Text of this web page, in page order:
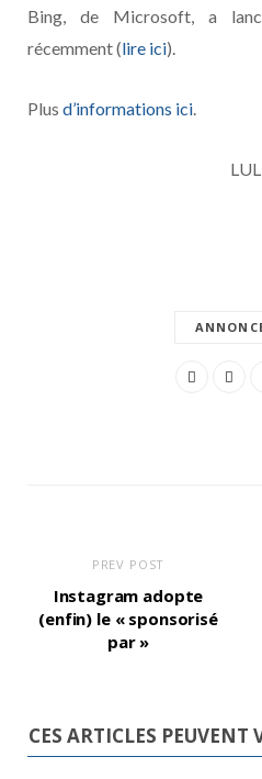
Bing, de Microsoft, a
récemment (lire ici).
Plus d’informations ici.
LUL
PREV POST
Instagram adopte
(enfin) le « sponsorisé
par »
CES ARTICLES PEUVENT